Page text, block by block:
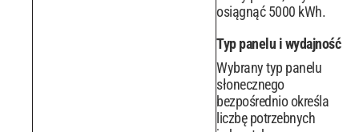
osiągnąć 5000 kWh.
Typ panelu i wydajność
Wybrany typ panelu
słonecznego
bezpośrednio określa
liczbę potrzebnych